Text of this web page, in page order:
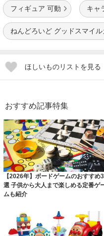
フィギュア 可動 キャ
ねんどろいど グッドスマイ
ほしいものリストを見る
おすすめ記事特集
【2026年】ボードゲームのおすすめ
選 子供から大人まで楽しめる定番ゲ
ムも紹介